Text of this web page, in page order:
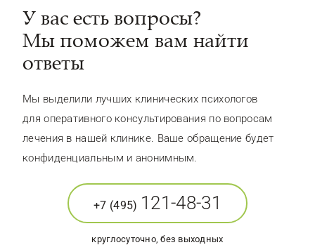
У вас есть вопросы?
Мы поможем вам найти
ответы
Мы выделили лучших клинических психологов
для оперативного консультирования по вопросам
лечения в нашей клинике. Ваше обращение будет
конфиденциальным и анонимным.
+7 (495) 121-48-31
круглосуточно, без выходных